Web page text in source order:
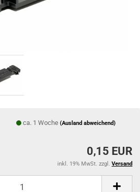
ca. 1 Woche(Ausland abweichend)
0,15 EUR
inkl. 19% MwSt. zzgl. Versand